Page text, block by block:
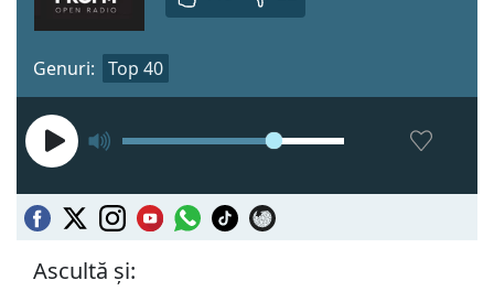
Genuri: Top 40
Ascultă și: